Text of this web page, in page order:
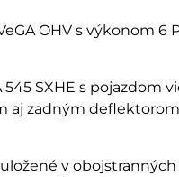
OHV s výkonom 6
SXHE s pojazdom
zadným
v